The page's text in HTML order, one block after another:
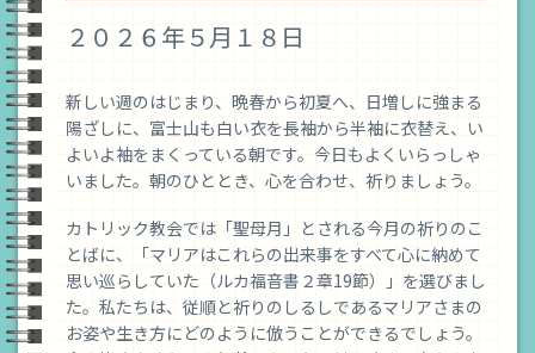
学
校・
高
等
学
校
２０２６年５月１８日
新しい週のはじまり、晩春から初夏へ、日増しに強まる
陽ざしに、富士山も白い衣を長袖から半袖に衣替え、い
よいよ袖をまくっている朝です。今日もよくいらっしゃ
いました。朝のひととき、心を合わせ、祈りましょう。
カトリック教会では「聖母月」とされる今月の祈りのこ
とばに、「マリアはこれらの出来事をすべて心に納めて
思い巡らしていた（ルカ福音書２章19節）」を選びまし
た。私たちは、従順と祈りのしるしであるマリアさまの
お姿や生き方にどのように倣うことができるでしょう。